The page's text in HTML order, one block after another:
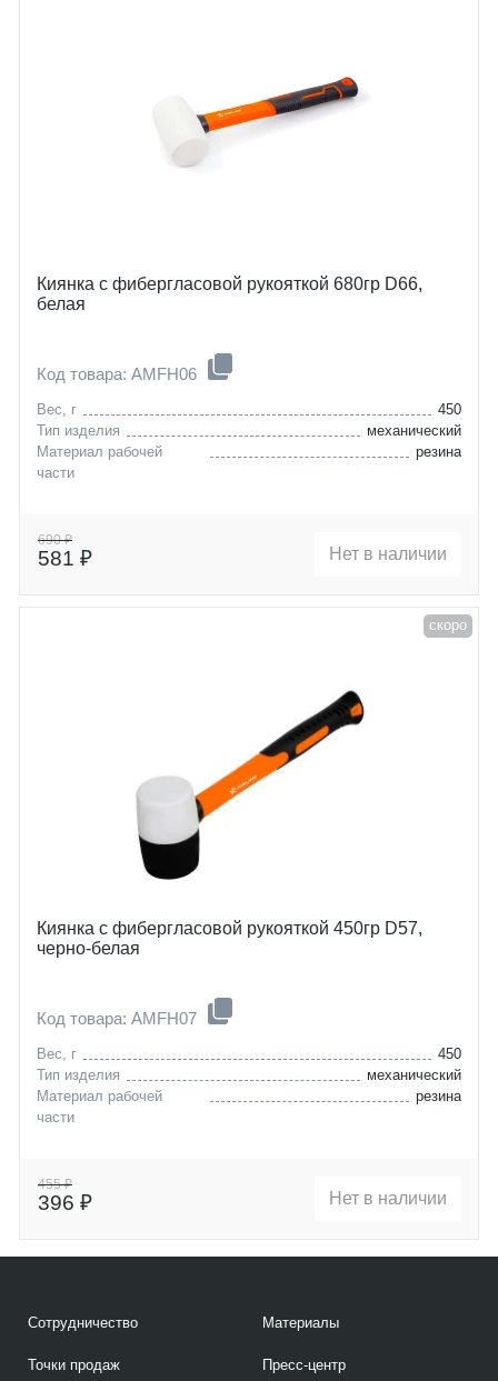
Киянка с фибергласовой рукояткой 680гр D66,
белая
Код товара: AMFH06
Вес, г
450
Тип изделия
механический
Материал рабочей
части
резина
690 ₽
581 ₽ Нет в наличии
скоро
Киянка с фибергласовой рукояткой 450гр D57,
черно-белая
Код товара: AMFH07
Вес, г
450
Тип изделия
механический
Материал рабочей
части
резина
455 ₽
396 ₽ Нет в наличии
Сотрудничество
Точки продаж
Материалы
Пресс-центр